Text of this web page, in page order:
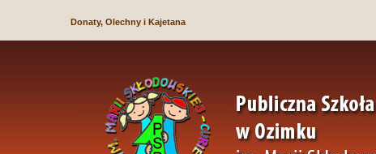
Donaty, Olechny i Kajetana